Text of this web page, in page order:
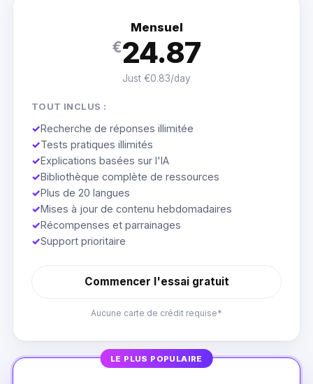
Mensuel
€24.87
Just €0.83/day
TOUT INCLUS :
✓Recherche de réponses illimitée
✓Tests pratiques illimités
✓Explications basées sur l'IA
✓Bibliothèque complète de ressources
✓Plus de 20 langues
✓Mises à jour de contenu hebdomadaires
✓Récompenses et parrainages
✓Support prioritaire
Commencer l'essai gratuit
Aucune carte de crédit requise*
LE PLUS POPULAIRE